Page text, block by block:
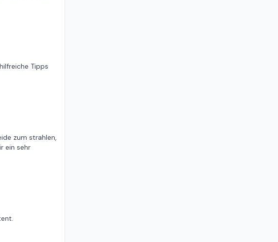
Tipps
zum strahlen,
ein sehr